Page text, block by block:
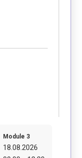
Module 3
18.08.2026